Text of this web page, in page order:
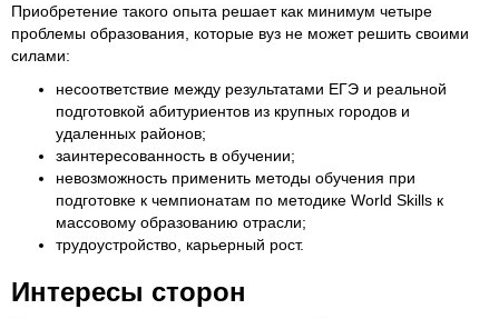
Приобретение такого опыта решает как минимум четыре
проблемы образования, которые вуз не может решить своими
силами:
несоответствие между результатами ЕГЭ и реальной
подготовкой абитуриентов из крупных городов и
удаленных районов;
заинтересованность в обучении;
невозможность применить методы обучения при
подготовке к чемпионатам по методике World Skills к
массовому образованию отрасли;
трудоустройство, карьерный рост.
Интересы сторон